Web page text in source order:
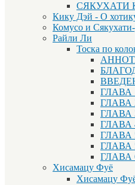
СЯКУХАТИ
Кику Дэй - О
Комусо и
Райли Ли
Тоска по
ГЛАВА
ГЛАВА
ГЛАВА
ГЛАВА
ГЛАВА
ГЛАВА
ГЛАВА
Хисамацу Фуё
Хисамацу